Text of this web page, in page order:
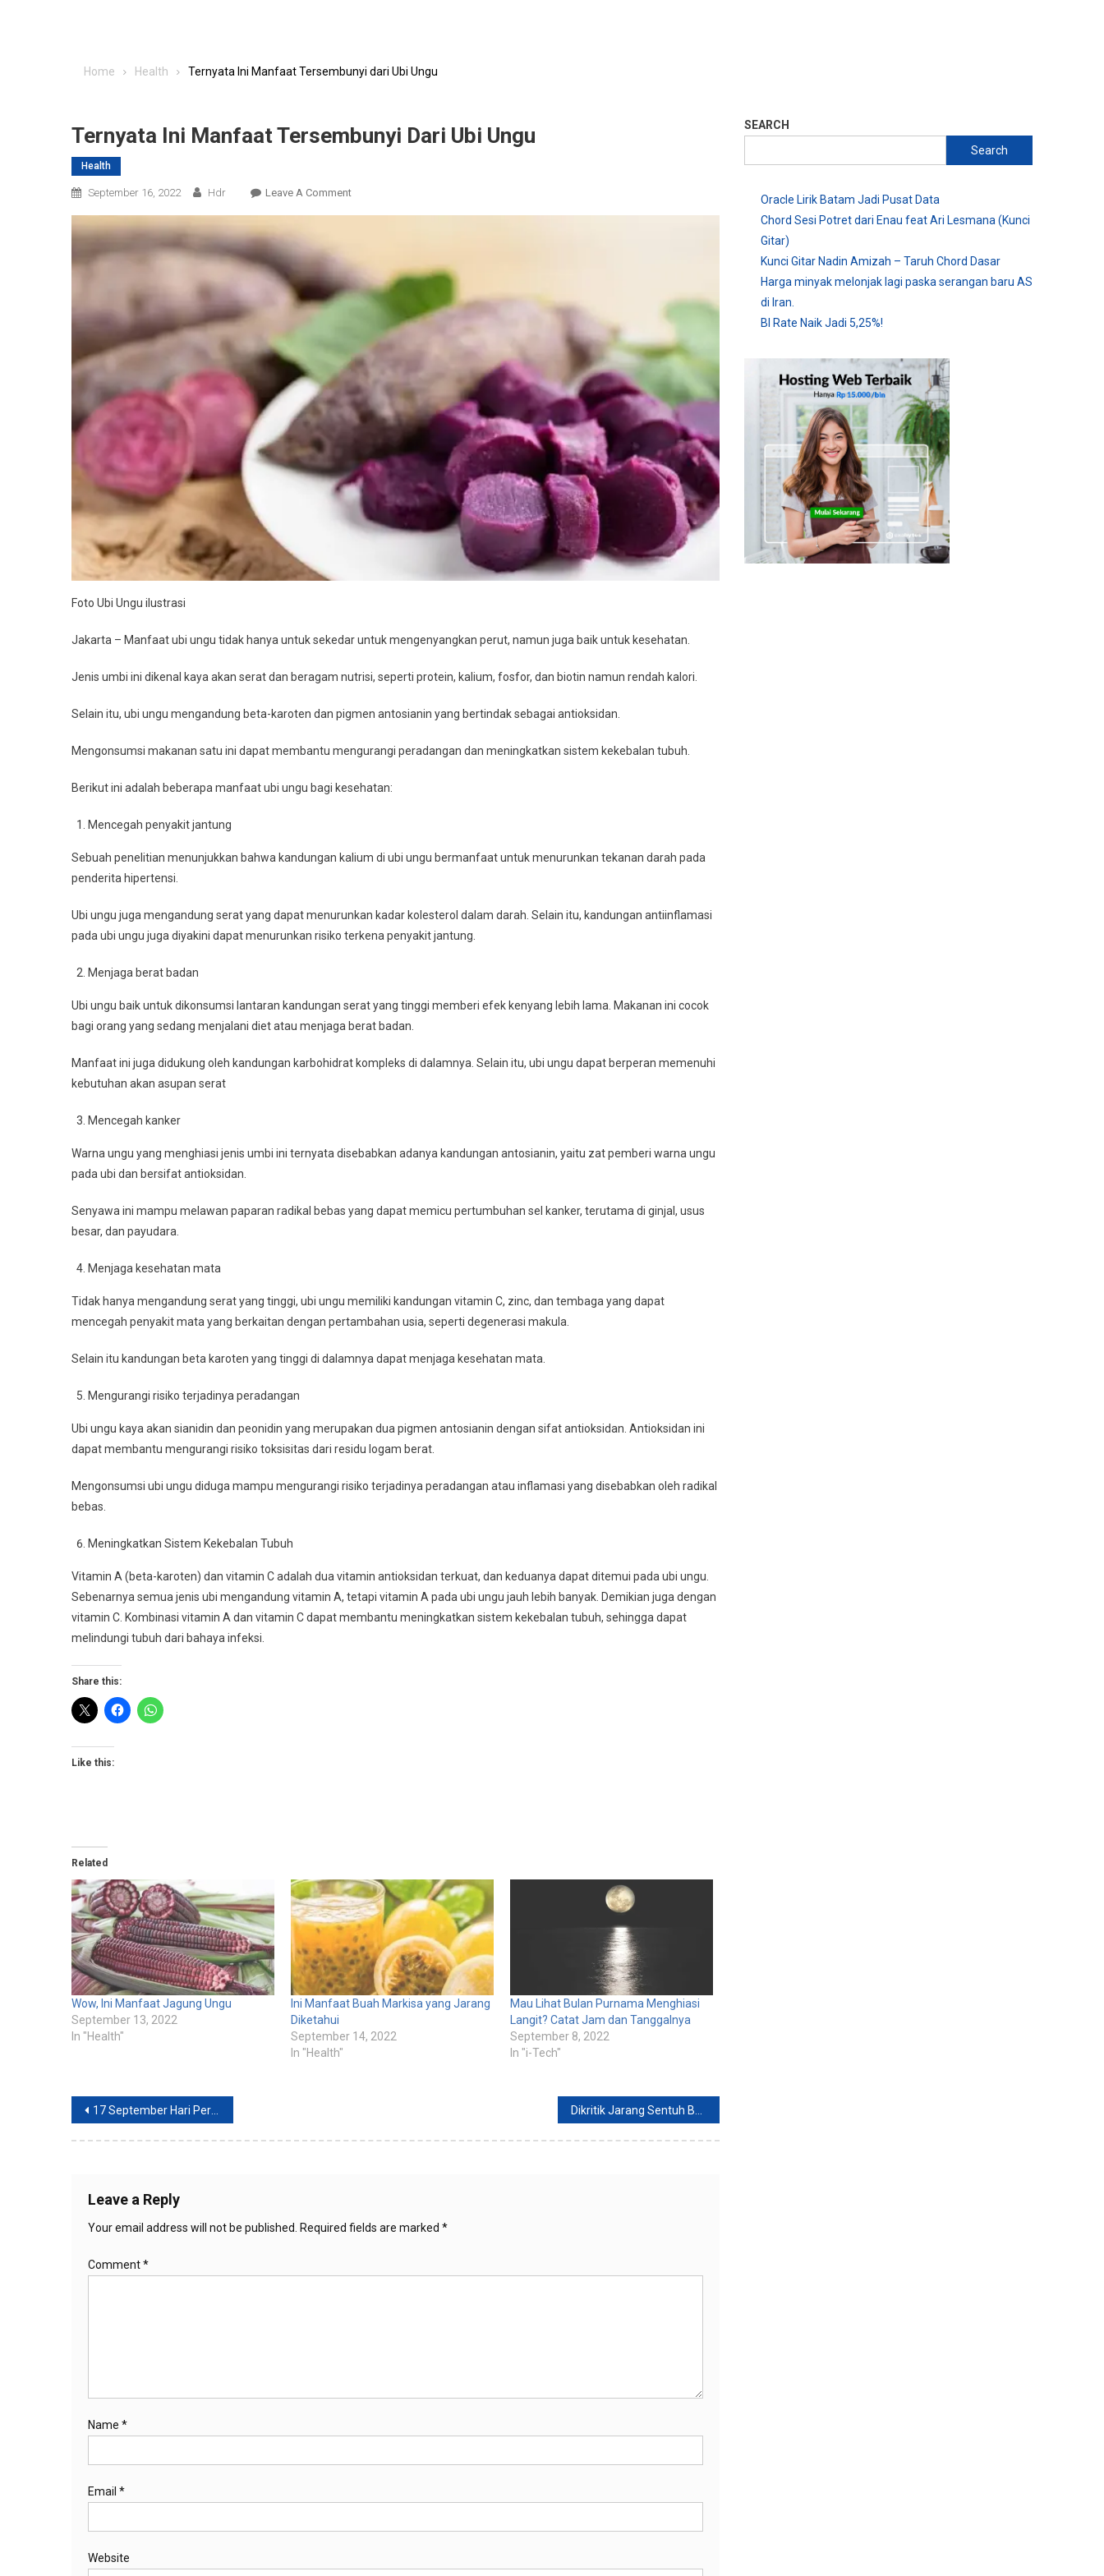
Home Health Ternyata Ini Manfaat Tersembunyi dari Ubi Ungu
Ternyata Ini Manfaat Tersembunyi Dari Ubi Ungu
Health
September 16, 2022 Hdr Leave A CommentOn
Tersembunyi
Dari
Foto Ubi Ungu ilustrasi
Jakarta – Manfaat ubi ungu tidak hanya untuk sekedar untuk mengenyangkan perut, namun juga baik untuk kesehatan.
Jenis umbi ini dikenal kaya akan serat dan beragam nutrisi, seperti protein, kalium, fosfor, dan biotin namun rendah kalori.
Selain itu, ubi ungu mengandung beta-karoten dan pigmen antosianin yang bertindak sebagai antioksidan.
Mengonsumsi makanan satu ini dapat membantu mengurangi peradangan dan meningkatkan sistem kekebalan tubuh.
Berikut ini adalah beberapa manfaat ubi ungu bagi kesehatan:
Mencegah penyakit jantung
Sebuah penelitian menunjukkan bahwa kandungan kalium di ubi ungu bermanfaat untuk menurunkan tekanan darah pada
penderita hipertensi.
Ubi ungu juga mengandung serat yang dapat menurunkan kadar kolesterol dalam darah. Selain itu, kandungan antiinflamasi
pada ubi ungu juga diyakini dapat menurunkan risiko terkena penyakit jantung.
Menjaga berat badan
Ubi ungu baik untuk dikonsumsi lantaran kandungan serat yang tinggi memberi efek kenyang lebih lama. Makanan ini cocok
bagi orang yang sedang menjalani diet atau menjaga berat badan.
Manfaat ini juga didukung oleh kandungan karbohidrat kompleks di dalamnya. Selain itu, ubi ungu dapat berperan memenuhi
kebutuhan akan asupan serat
Mencegah kanker
Warna ungu yang menghiasi jenis umbi ini ternyata disebabkan adanya kandungan antosianin, yaitu zat pemberi warna ungu
pada ubi dan bersifat antioksidan.
Senyawa ini mampu melawan paparan radikal bebas yang dapat memicu pertumbuhan sel kanker, terutama di ginjal, usus
besar, dan payudara.
Menjaga kesehatan mata
Tidak hanya mengandung serat yang tinggi, ubi ungu memiliki kandungan vitamin C, zinc, dan tembaga yang dapat
mencegah penyakit mata yang berkaitan dengan pertambahan usia, seperti degenerasi makula.
Selain itu kandungan beta karoten yang tinggi di dalamnya dapat menjaga kesehatan mata.
Mengurangi risiko terjadinya peradangan
Ubi ungu kaya akan sianidin dan peonidin yang merupakan dua pigmen antosianin dengan sifat antioksidan. Antioksidan ini
dapat membantu mengurangi risiko toksisitas dari residu logam berat.
Mengonsumsi ubi ungu diduga mampu mengurangi risiko terjadinya peradangan atau inflamasi yang disebabkan oleh radikal
bebas.
Meningkatkan Sistem Kekebalan Tubuh
Vitamin A (beta-karoten) dan vitamin C adalah dua vitamin antioksidan terkuat, dan keduanya dapat ditemui pada ubi ungu.
Sebenarnya semua jenis ubi mengandung vitamin A, tetapi vitamin A pada ubi ungu jauh lebih banyak. Demikian juga dengan
vitamin C. Kombinasi vitamin A dan vitamin C dapat membantu meningkatkan sistem kekebalan tubuh, sehingga dapat
melindungi tubuh dari bahaya infeksi.
Share this:
Like this:
Related
Wow, Ini Manfaat Jagung Ungu
September 13, 2022
In "Health"
Ini Manfaat Buah Markisa yang Jarang
Diketahui
September 14, 2022
In "Health"
Mau Lihat Bulan Purnama Menghiasi
Langit? Catat Jam dan Tanggalnya
September 8, 2022
In "i-Tech"
Post
navigation
17 September Hari Perhubungan Nasional, Begini Sejarahnya
Leave a Reply
Your email address will not be published. Required fields are marked *
Comment*
Name *
Email *
Website
SEARCH
Search
Oracle Lirik Batam Jadi Pusat Data
Chord Sesi Potret dari Enau feat Ari Lesmana (Kunci
Gitar)
Kunci Gitar Nadin Amizah – Taruh Chord Dasar
Harga minyak melonjak lagi paska serangan baru AS
di Iran.
BI Rate Naik Jadi 5,25%!